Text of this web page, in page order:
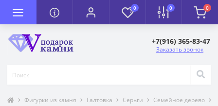
0 0 0
+7(916) 365-83-47
Заказать звонок
Фигурки из камня Галтовка Серьги Семейное дерево